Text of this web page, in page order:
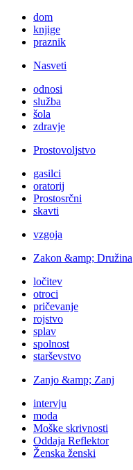
dom
knjige
praznik
Nasveti
odnosi
služba
šola
zdravje
Prostovoljstvo
gasilci
oratorij
Prostosrčni
skavti
vzgoja
Zakon &amp; Družina
ločitev
otroci
pričevanje
rojstvo
splav
spolnost
starševstvo
Zanjo &amp; Zanj
intervju
moda
Moške skrivnosti
Oddaja Reflektor
Ženska ženski